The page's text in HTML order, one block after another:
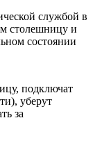
службой в
столешницу и
состоянии
подключат
уберут
за